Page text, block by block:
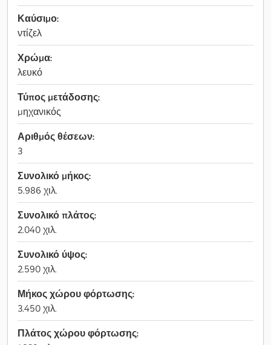
Καύσιμο:
ντίζελ
Χρώμα:
λευκό
Τύπος μετάδοσης:
μηχανικός
Αριθμός θέσεων:
3
Συνολικό μήκος:
5.986 χιλ.
Συνολικό πλάτος:
2.040 χιλ.
Συνολικό ύψος:
2.590 χιλ.
Μήκος χώρου φόρτωσης:
3.450 χιλ.
Πλάτος χώρου φόρτωσης: